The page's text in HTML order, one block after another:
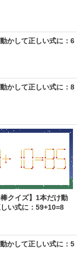
かして正しい式に：6
かして正しい式に：8
棒クイズ】1本だけ動
い式に：59+10=8
かして正しい式に：5